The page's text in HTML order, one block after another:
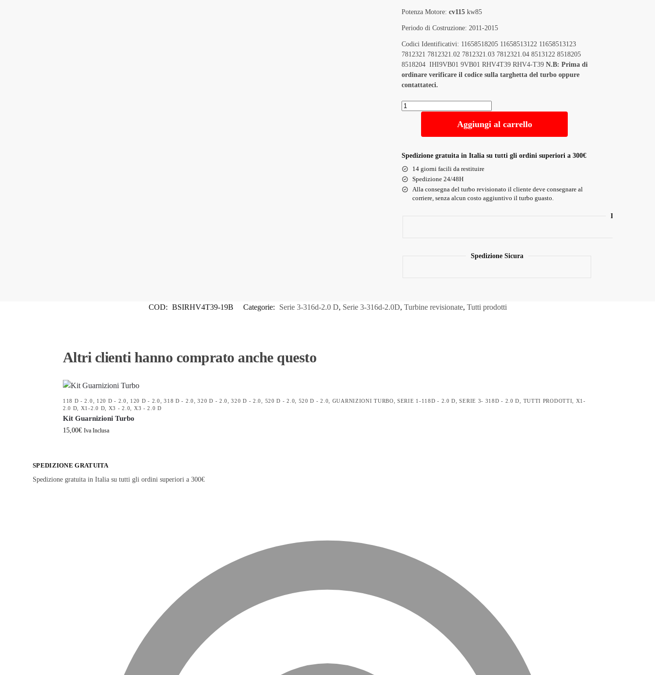
Potenza Motore:cv115 kw85
Periodo di Costruzione: 2011-2015
Codici Identificativi: 11658518205 11658513122 11658513123
7812321 7812321.02 7812321.03 7812321.04 8513122 8518205
8518204 IHI9VB01 9VB01 RHV4T39 RHV4-T39N.B: Prima di
ordinare verificare il codice sulla targhetta del turbo oppure
contattateci.
Aggiungi al carrello
Spedizione gratuita in Italia su tutti gli ordini superiori a 300€
14 giorni facili da restituire
Spedizione 24/48H
Alla consegna del turbo revisionato il cliente deve consegnare al
corriere, senza alcun costo aggiuntivo il turbo guasto.
Le varie
Spedizione Sicura
COD: BSIRHV4T39-19B Categorie: Serie 3-316d-2.0 D, Serie 3-316d-2.0D, Turbine revisionate, Tutti prodotti
Altri clienti hanno comprato anche questo
118 D - 2.0, 120 D - 2.0, 120 D - 2.0,318 D - 2.0,320 D - 2.0,320 D - 2.0, 520 D - 2.0, 520 D - 2.0, GUARNIZIONI TURBO,SERIE 1-118D - 2.0 D,SERIE 3- 318D - 2.0 D, TUTTI PRODOTTI, X1-
2.0 D, X1-2.0 D, X3 - 2.0, X3 - 2.0 D
Kit Guarnizioni Turbo
15,00€ Iva Inclusa
SPEDIZIONE GRATUITA
Spedizione gratuita in Italia su tutti gli ordini superiori a 300€